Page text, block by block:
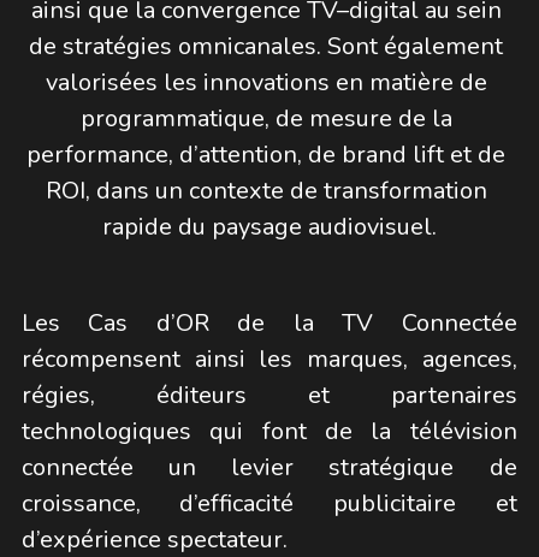
ainsi que la convergence TV–digital au sein
de stratégies omnicanales. Sont également
valorisées les innovations en matière de
programmatique, de mesure de la
performance, d’attention, de brand lift et de
ROI, dans un contexte de transformation
rapide du paysage audiovisuel.
Les Cas d’OR de la TV Connectée
récompensent ainsi les marques, agences,
régies, éditeurs et partenaires
technologiques qui font de la télévision
connectée un levier stratégique de
croissance, d’efficacité publicitaire et
d’expérience spectateur.